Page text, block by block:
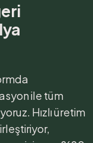
ile tüm
Hızlı üretim